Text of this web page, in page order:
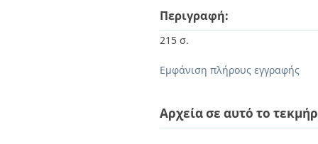
Περιγραφή:
215 σ.
Εμφάνιση πλήρους εγγραφής
Αρχεία σε αυτό το